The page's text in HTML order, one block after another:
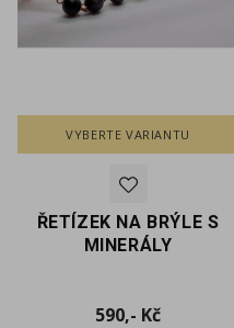
VYBERTE VARIANTU
ŘETÍZEK NA BRÝLE S
MINERÁLY
590,- KčCena